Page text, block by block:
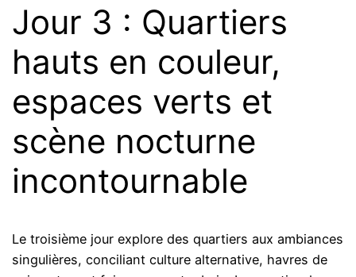
Jour 3 : Quartiers
hauts en couleur,
espaces verts et
scène nocturne
incontournable
Le troisième jour explore des quartiers aux ambiances
singulières, conciliant culture alternative, havres de